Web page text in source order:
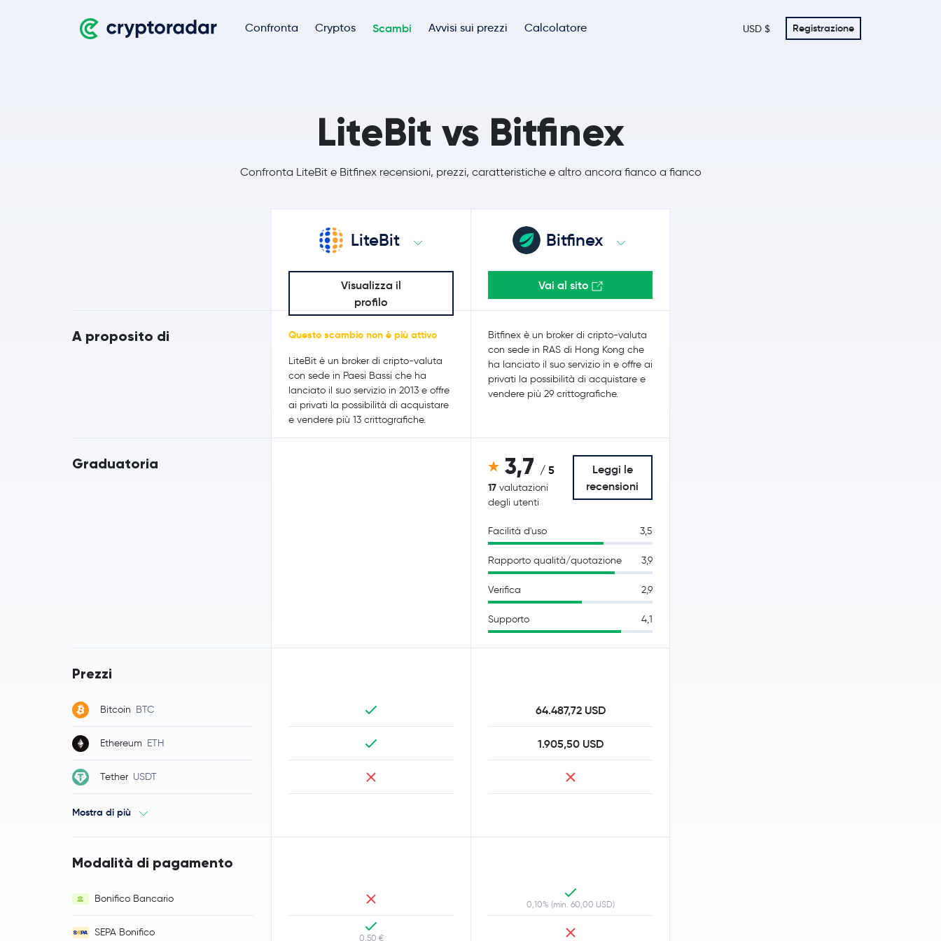
Confronta Cryptos Scambi Avvisi sui prezzi Calcolatore USD $ Registrazione
LiteBit vs Bitfinex
Confronta LiteBit e Bitfinex recensioni, prezzi, caratteristiche e altro ancora fianco a fianco
A proposito di
Graduatoria
Prezzi
Bitcoin BTC
Ethereum ETH
Tether USDT
Mostra di più
Modalità di pagamento
Bonifico Bancario
SEPA Bonifico
LiteBit
Visualizza il
profilo
Questo scambio non è più attivo
LiteBit è un broker di cripto-valuta
con sede in Paesi Bassi che ha
lanciato il suo servizio in 2013 e offre
ai privati la possibilità di acquistare
e vendere più 13 crittografiche.
0,50 €
Bitfinex
Vai al sito
Bitfinex è un broker di cripto-valuta
con sede in RAS di Hong Kong che
ha lanciato il suo servizio in e offre ai
privati la possibilità di acquistare e
vendere più 29 crittografiche.
3,7 / 5
17 valutazioni
degli utenti
Leggi le
recensioni
Facilità d'uso 3,5
Rapporto qualità/quotazione 3,9
Verifica 2,9
Supporto 4,1
64.487,72 USD
1.905,50 USD
0,10% (min. 60,00 USD)